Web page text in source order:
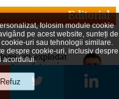
Editorial
au explodat
cu fata ucisa
violata, iar
un produs al
folosim module cookie
pe acest website, sunteți de
uri sau tehnologii similare.
despre cookie-uri, inclusiv despre
acordului.